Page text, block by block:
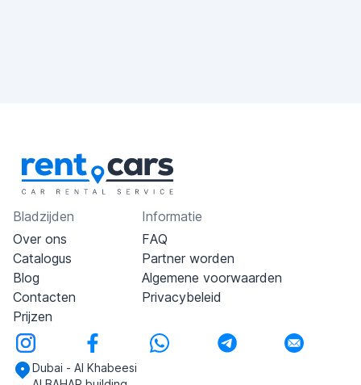
Bladzijden
Over ons
Catalogus
Blog
Contacten
Prijzen
Informatie
FAQ
Partner worden
Algemene voorwaarden
Privacybeleid
Dubai - Al Khabeesi